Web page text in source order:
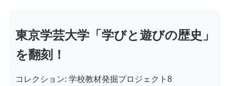
東京学芸大学「学びと遊びの歴史」
を翻刻！
コレクション: 学校教材発掘プロジェクト8